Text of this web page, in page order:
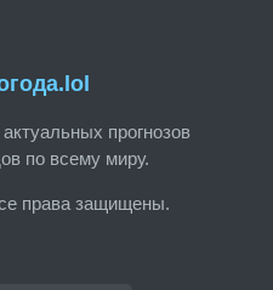
прогнозов
по всему миру.
права защищены.